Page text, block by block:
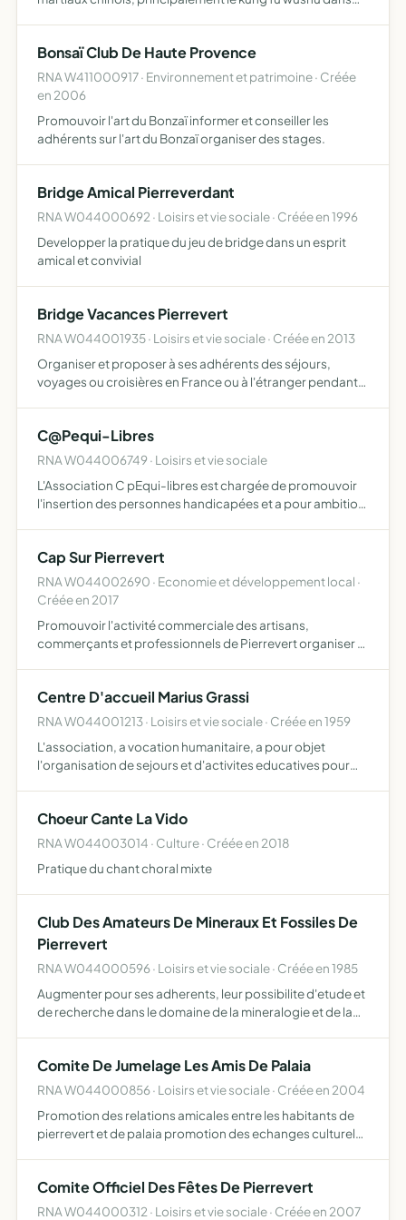
in…
Bonsaï Club De Haute Provence
RNA W411000917 · Environnement et patrimoine · Créée
en 2006
Promouvoir l'art du Bonzaï informer et conseiller les
adhérents sur l'art du Bonzaï organiser des stages.
Bridge Amical Pierreverdant
RNA W044000692 · Loisirs et vie sociale · Créée en 1996
Developper la pratique du jeu de bridge dans un esprit
amical et convivial
Bridge Vacances Pierrevert
RNA W044001935 · Loisirs et vie sociale · Créée en 2013
Organiser et proposer à ses adhérents des séjours,
voyages ou croisières en France ou à l'étranger pendant
aupr…
C@Pequi-Libres
RNA W044006749 · Loisirs et vie sociale
L'Association C pEqui-libres est chargée de promouvoir
l'insertion des personnes handicapées et a pour ambition
Cap Sur Pierrevert
RNA W044002690 · Economie et développement local ·
Créée en 2017
Promouvoir l'activité commerciale des artisans,
commerçants et professionnels de Pierrevert organiser et
Centre D'accueil Marius Grassi
RNA W044001213 · Loisirs et vie sociale · Créée en 1959
L'association, a vocation humanitaire, a pour objet
l'organisation de sejours et d'activites educatives pour
Choeur Cante La Vido
RNA W044003014 · Culture · Créée en 2018
Pratique du chant choral mixte
Club Des Amateurs De Mineraux Et Fossiles De
Pierrevert
RNA W044000596 · Loisirs et vie sociale · Créée en 1985
Augmenter pour ses adherents, leur possibilite d'etude et
de recherche dans le domaine de la mineralogie et de la
Comite De Jumelage Les Amis De Palaia
RNA W044000856 · Loisirs et vie sociale · Créée en 2004
Promotion des relations amicales entre les habitants de
pierrevert et de palaia promotion des echanges culturels
Comite Officiel Des Fêtes De Pierrevert
RNA W044000312 · Loisirs et vie sociale · Créée en 2007